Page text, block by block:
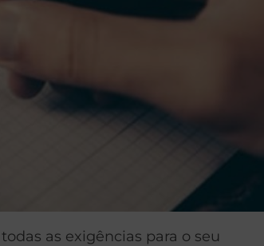
as exigências para o seu